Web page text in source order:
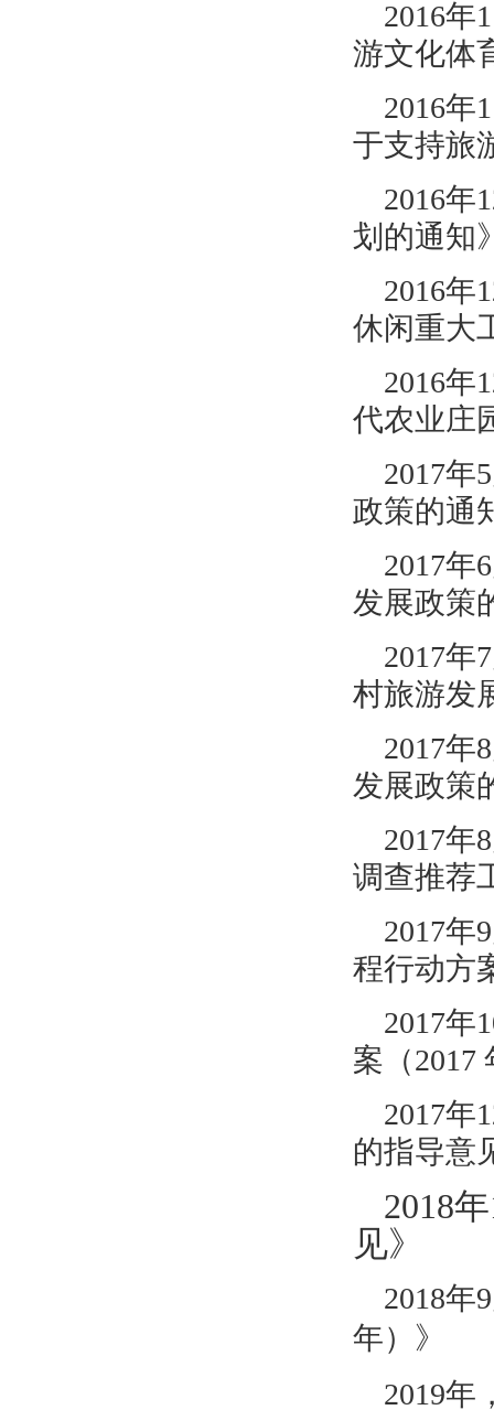
2016年
游文化体
2016年
于支持旅
2016年
划的通知
2016年
休闲重大
2016年
代农业庄
2017年
政策的通
2017年
发展政策
2017年
村旅游发
2017年
发展政策
2017年
调查推荐
2017年
程行动方
2017年
案（2017
2017年
的指导意
2018
见》
2018年
年）》
2019年